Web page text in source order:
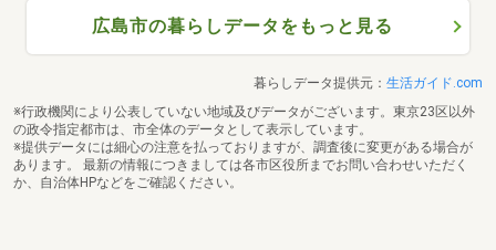
広島市の暮らしデータをもっと見る
暮らしデータ提供元： 生活ガイド.com
※行政機関により公表していない地域及びデータがございます。東京23区以外
の政令指定都市は、市全体のデータとして表示しています。
※提供データには細心の注意を払っておりますが、調査後に変更がある場合が
あります。 最新の情報につきましては各市区役所までお問い合わせいただく
か、自治体HPなどをご確認ください。